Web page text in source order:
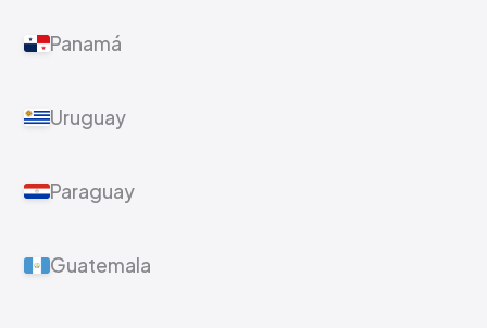
Panamá
Uruguay
Paraguay
Guatemala